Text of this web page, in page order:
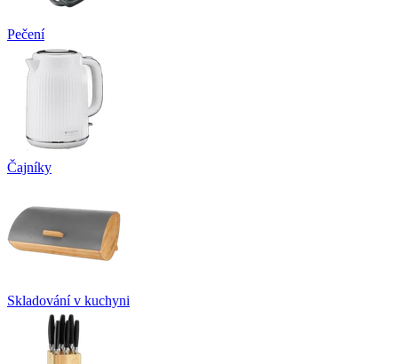
Pečení
Čajníky
Skladování v kuchyni